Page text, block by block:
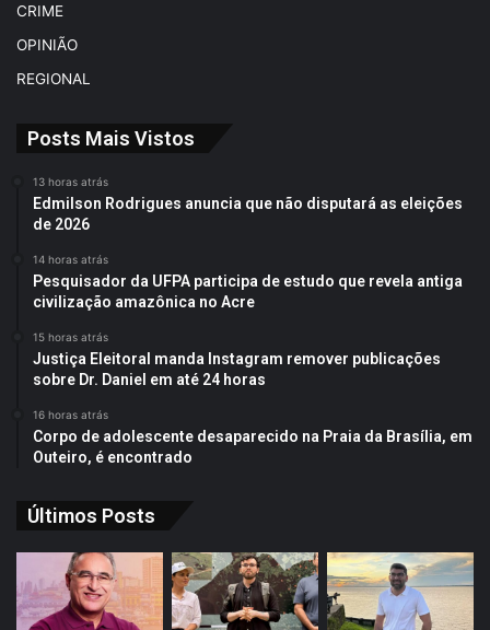
CRIME
OPINIÃO
REGIONAL
Posts Mais Vistos
13 horas atrás
Edmilson Rodrigues anuncia que não disputará as eleições
de 2026
14 horas atrás
Pesquisador da UFPA participa de estudo que revela antiga
civilização amazônica no Acre
15 horas atrás
Justiça Eleitoral manda Instagram remover publicações
sobre Dr. Daniel em até 24 horas
16 horas atrás
Corpo de adolescente desaparecido na Praia da Brasília, em
Outeiro, é encontrado
Últimos Posts